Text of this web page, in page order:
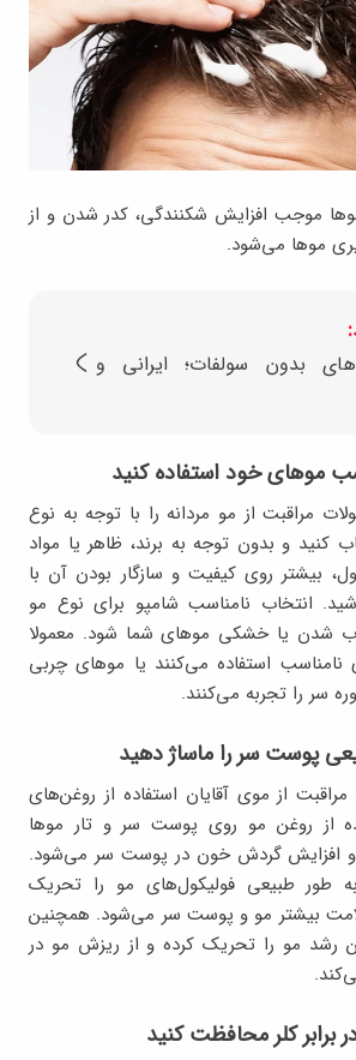
موجب افزایش شکنندگی، کدر شدن و از
موها می‌شود.
بدون سولفات؛ ایرانی و
مراقبت از مو مردانه را با توجه به نوع
کنید و بدون توجه به برند، ظاهر یا مواد
بیشتر روی کیفیت و سازگار بودن آن با
انتخاب نامناسب شامپو برای نوع مو
شدن یا خشکی موهای شما شود. معمولا
نامناسب استفاده می‌کنند یا موهای چربی
سر را تجربه می‌کنند.
از موی آقایان استفاده از روغن‌های
از روغن مو روی پوست سر و تار موها
افزایش گردش خون در پوست سر می‌شود.
طور طبیعی فولیکول‌های مو را تحریک
بیشتر مو و پوست سر می‌شود. همچنین
رشد مو را تحریک کرده و از ریزش مو در